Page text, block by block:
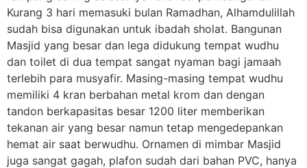
Kurang 3 hari memasuki bulan Ramadhan, Alhamdulillah
sudah bisa digunakan untuk ibadah sholat. Bangunan
Masjid yang besar dan lega didukung tempat wudhu
dan toilet di dua tempat sangat nyaman bagi jamaah
terlebih para musyafir. Masing-masing tempat wudhu
memiliki 4 kran berbahan metal krom dan dengan
tandon berkapasitas besar 1200 liter memberikan
tekanan air yang besar namun tetap mengedepankan
hemat air saat berwudhu. Ornamen di mimbar Masjid
juga sangat gagah, plafon sudah dari bahan PVC, hanya